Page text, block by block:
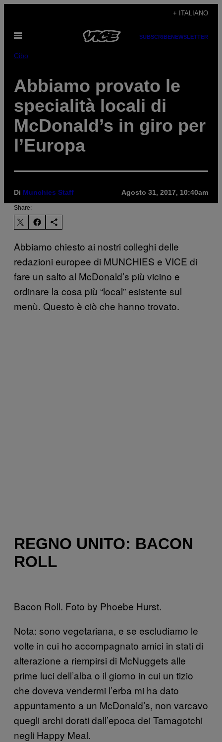
contenuto
+ ITALIANO
Apri
SUBSCRIBENEWSLETTER
Cibo
Abbiamo provato le
specialità locali di
McDonald’s in giro per
l’Europa
Di Munchies Staff Agosto 31, 2017, 10:40am
Share:
Abbiamo chiesto ai nostri colleghi delle
redazioni europee di MUNCHIES e VICE di
fare un salto al McDonald’s più vicino e
ordinare la cosa più “local” esistente sul
menù. Questo è ciò che hanno trovato.
REGNO UNITO: BACON
ROLL
Bacon Roll. Foto by Phoebe Hurst.
Nota: sono vegetariana, e se escludiamo le
volte in cui ho accompagnato amici in stati di
alterazione a riempirsi di McNuggets alle
prime luci dell’alba o il giorno in cui un tizio
che doveva vendermi l’erba mi ha dato
appuntamento a un McDonald’s, non varcavo
quegli archi dorati dall’epoca dei Tamagotchi
negli Happy Meal.